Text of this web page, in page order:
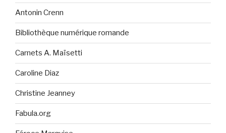
Antonin Crenn
Bibliothèque numérique romande
Carnets A. Maïsetti
Caroline Diaz
Christine Jeanney
Fabula.org